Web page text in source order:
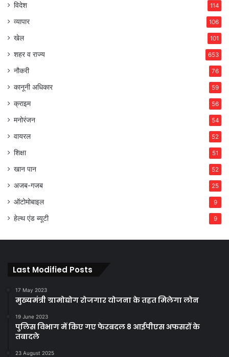
विदेश 114
व्यापार 106
खेल 101
शहर व राज्य 653
नौकरी 76
कानूनी अधिकार 59
क्राइम 56
मनोरंजन 54
वायरल 52
शिक्षा 51
खान पान 52
अजब-गजब 25
ऑटोमोबाइल 9
हेल्थ एंड ब्यूटी 9
Last Modified Posts
17 May 2023
मुख्यमंत्री ग्रामोद्योग रोजगार योजना के तहत मिलेगा लोन
19 June 2023
पुलिस विभाग में किए गए फेरबदल 8 आईपीएस अफसरों के
तबादले
23 August 2025